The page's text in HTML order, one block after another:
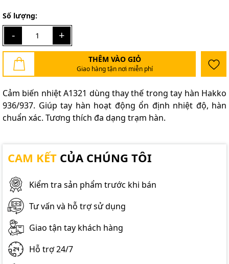
Số lượng:
- +
THÊM VÀO GIỎ
Giao hàng tận nơi miễn phí
Cảm biến nhiệt A1321 dùng thay thế trong tay hàn Hakko
936/937. Giúp tay hàn hoạt động ổn định nhiệt độ, hàn
chuẩn xác. Tương thích đa dạng trạm hàn.
CAM KẾT CỦA CHÚNG TÔI
Kiểm tra sản phẩm trước khi bán
Tư vấn và hỗ trợ sử dụng
Giao tận tay khách hàng
Hỗ trợ 24/7